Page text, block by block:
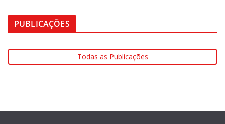
PUBLICAÇÕES
Todas as Publicações